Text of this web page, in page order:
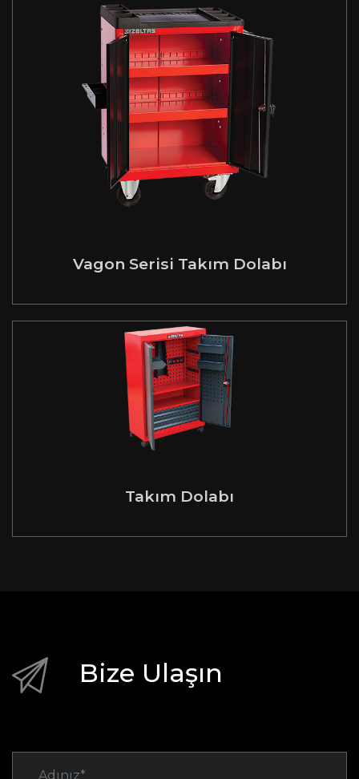
Vagon Serisi Takım Dolabı
Takım Dolabı
Bize Ulaşın